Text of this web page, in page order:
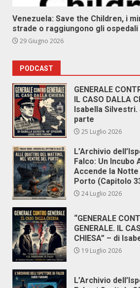
Venezuela: Save the Children, i
strade o raggiungono gli
29 Giugno 2026
PODCAST
GENERALE
IL CASO DALLA
Isabella Silvestri.
parte
25 Luglio 2026
L’Archivio
Falco: Un Incubo
Accende la
Porto (Capitolo
24 Luglio 2026
“GENERALE
GENERALE. IL
CHIESA” – di
19 Luglio 2026
L’Archivio